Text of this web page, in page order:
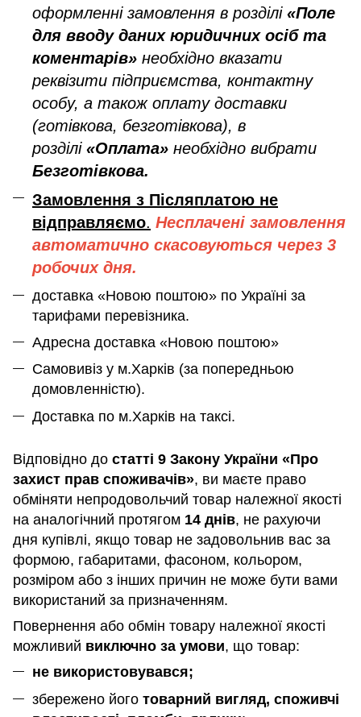
оформленні замовлення в розділі «Поле
для вводу даних юридичних осіб та
коментарів» необхідно вказати
реквізити підприємства, контактну
особу, а також оплату доставки
(готівкова, безготівкова), в
розділі «Оплата» необхідно вибрати
Безготівкова.
Замовлення з Післяплатою не
відправляємо. Несплачені замовлення
автоматично скасовуються через 3
робочих дня.
доставка «Новою поштою» по Україні за
тарифами перевізника.
Адресна доставка «Новою поштою»
Самовивіз у м.Харків (за попередньою
домовленністю).
Доставка по м.Харків на таксі.
Відповідно до статті 9 Закону України «Про
захист прав споживачів», ви маєте право
обміняти непродовольчий товар належної якості
на аналогічний протягом 14 днів, не рахуючи
дня купівлі, якщо товар не задовольнив вас за
формою, габаритами, фасоном, кольором,
розміром або з інших причин не може бути вами
використаний за призначенням.
Повернення або обмін товару належної якості
можливий виключно за умови, що товар:
не використовувався;
збережено його товарний вигляд, споживчі